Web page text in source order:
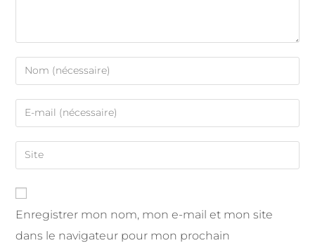
Enregistrer mon nom, mon e-mail et mon site
dans le navigateur pour mon prochain